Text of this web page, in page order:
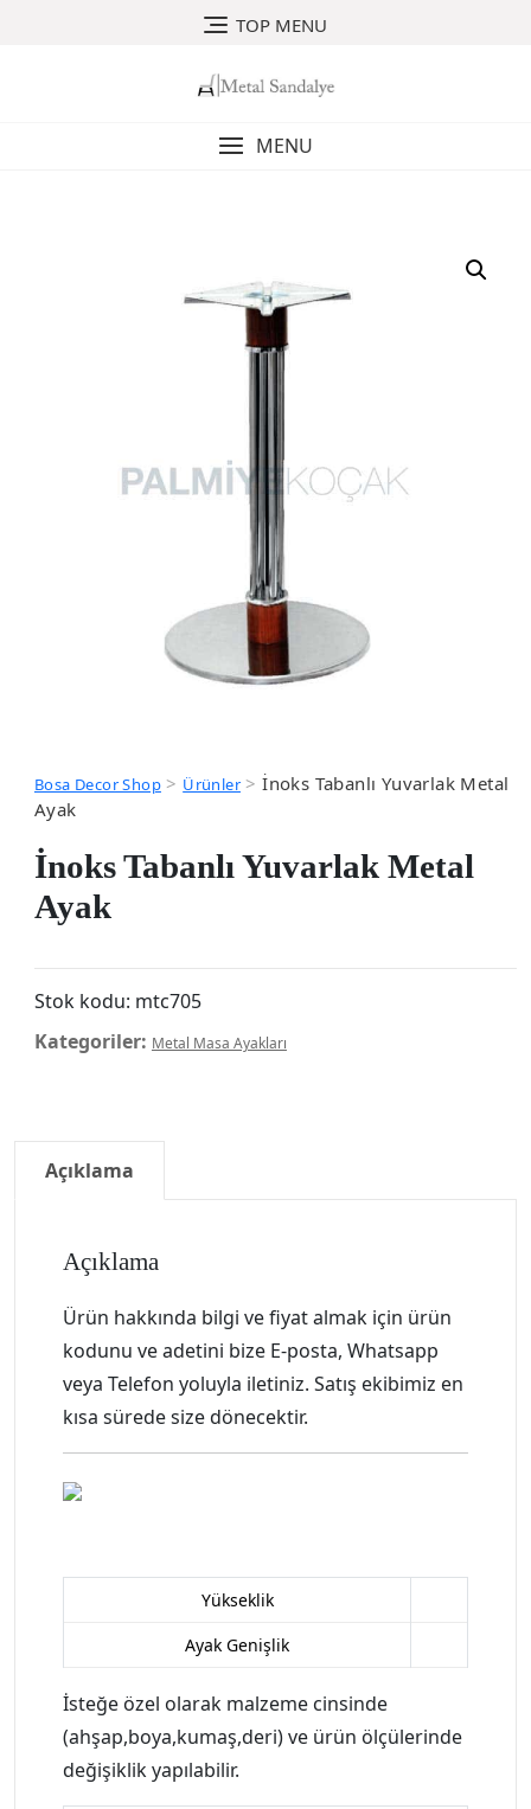
TOP MENU
MENU
Bosa Decor Shop> Ürünler>İnoks Tabanlı Yuvarlak Metal
Ayak
İnoks Tabanlı Yuvarlak Metal
Ayak
Stok kodu: mtc705
Kategoriler: Metal Masa Ayakları
Açıklama
Açıklama
Ürün hakkında bilgi ve fiyat almak için ürün
kodunu ve adetini bize E-posta, Whatsapp
veya Telefon yoluyla iletiniz. Satış ekibimiz en
kısa sürede size dönecektir.
Yükseklik
Ayak Genişlik
İsteğe özel olarak malzeme cinsinde
(ahşap,boya,kumaş,deri) ve ürün ölçülerinde
değişiklik yapılabilir.